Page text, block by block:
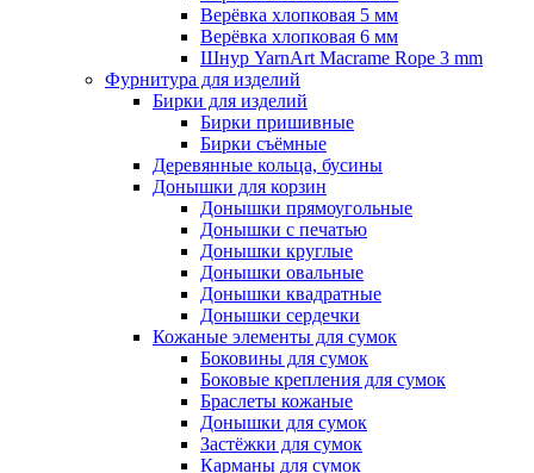
Верёвка хлопковая 5 мм
Верёвка хлопковая 6 мм
Шнур YarnArt Macrame Rope 3 mm
Фурнитура для изделий
Бирки для изделий
Бирки пришивные
Бирки съёмные
Деревянные кольца, бусины
Донышки для корзин
Донышки прямоугольные
Донышки с печатью
Донышки круглые
Донышки овальные
Донышки квадратные
Донышки сердечки
Кожаные элементы для сумок
Боковины для сумок
Боковые крепления для сумок
Браслеты кожаные
Донышки для сумок
Застёжки для сумок
Карманы для сумок